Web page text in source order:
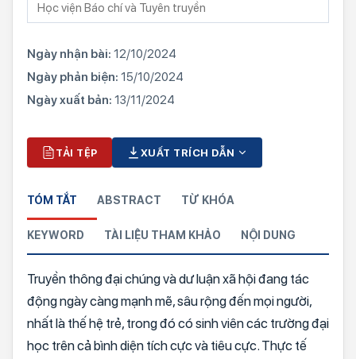
Học viện Báo chí và Tuyên truyền
Ngày nhận bài: 12/10/2024
Ngày phản biện: 15/10/2024
Ngày xuất bản: 13/11/2024
TẢI TỆP XUẤT TRÍCH DẪN
TÓM TẮT ABSTRACT TỪ KHÓA
KEYWORD TÀI LIỆU THAM KHẢO NỘI DUNG
Truyền thông đại chúng và dư luận xã hội đang tác
động ngày càng mạnh mẽ, sâu rộng đến mọi người,
nhất là thế hệ trẻ, trong đó có sinh viên các trường đại
học trên cả bình diện tích cực và tiêu cực. Thực tế